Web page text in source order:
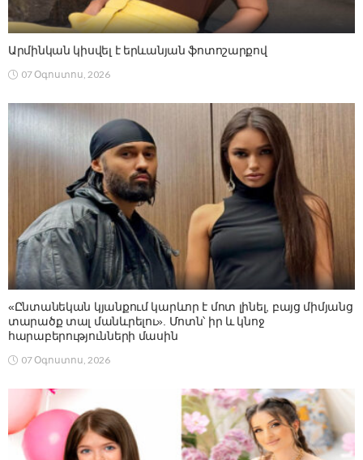
Արմինկան կիսվել է երևանյան ֆոտոշարքով
07 Օգոստոս, 2026
«Ընտանեկան կյանքում կարևոր է մոտ լինել, բայց միմյանց
տարածք տալ մանևրելու». Մոտն՝ իր և կնոջ
հարաբերությունների մասին
07 Օգոստոս, 2026